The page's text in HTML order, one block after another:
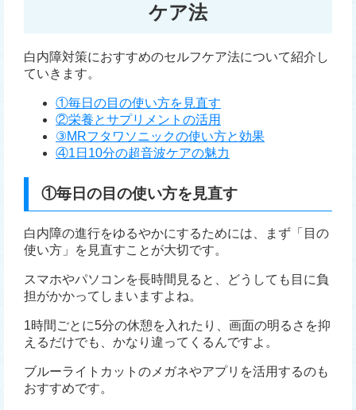
ケア法
白内障対策におすすめのセルフケア法について紹介し
ていきます。
①毎日の目の使い方を見直す
②栄養とサプリメントの活用
③MRフタワソニックの使い方と効果
④1日10分の超音波ケアの魅力
①毎日の目の使い方を見直す
白内障の進行をゆるやかにするためには、まず「目の
使い方」を見直すことが大切です。
スマホやパソコンを長時間見ると、どうしても目に負
担がかかってしまいますよね。
1時間ごとに5分の休憩を入れたり、画面の明るさを抑
えるだけでも、かなり違ってくるんですよ。
ブルーライトカットのメガネやアプリを活用するのも
おすすめです。